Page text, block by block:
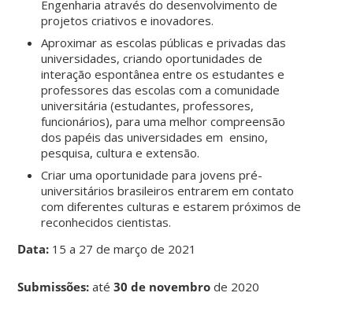
Engenharia através do desenvolvimento de
projetos criativos e inovadores.
Aproximar as escolas públicas e privadas das
universidades, criando oportunidades de
interação espontânea entre os estudantes e
professores das escolas com a comunidade
universitária (estudantes, professores,
funcionários), para uma melhor compreensão
dos papéis das universidades em ensino,
pesquisa, cultura e extensão.
Criar uma oportunidade para jovens pré-
universitários brasileiros entrarem em contato
com diferentes culturas e estarem próximos de
reconhecidos cientistas.
Data: 15 a 27 de março de 2021
Submissões:até 30 de novembrode 2020